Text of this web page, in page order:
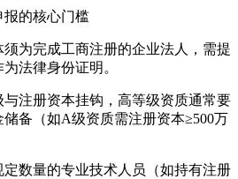
报的核心门槛
为完成工商注册的企业法人，需提
法律身份证明。
注册资本挂钩，高等级资质通常要
备（如A级资质需注册资本≥500万
定数量的专业技术人员（如持有注册